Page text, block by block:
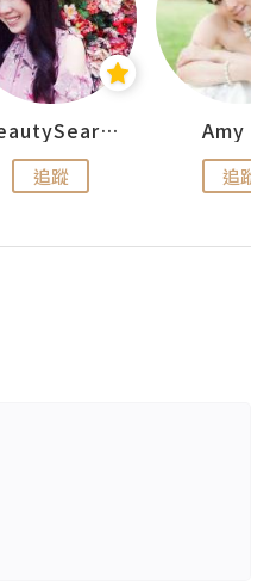
BeautySearch
追蹤
Amy
追蹤